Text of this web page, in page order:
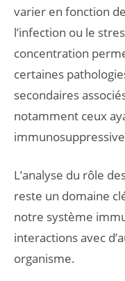
varier en fonction
l’infection ou le
concentration
certaines
secondaires
notamment ceux
L’analyse du rôle
reste un domaine
notre système
interactions avec
organisme.